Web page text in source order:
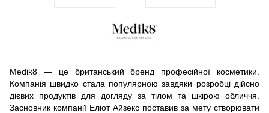
Medik8 — це британський бренд професійної косметики.
Компанія швидко стала популярною завдяки розробці дійсно
дієвих продуктів для догляду за тілом та шкірою обличчя.
Засновник компанії Еліот Айзекс поставив за мету створювати